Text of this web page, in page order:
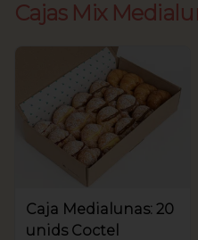
Cajas Mix
Caja Medialunas: 20
unids Coctel